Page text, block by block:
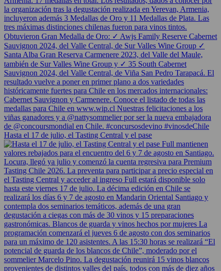
Hasta el 17 de julio, el Tasting Central y el pase